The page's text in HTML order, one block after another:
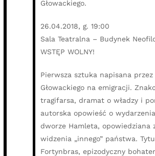
Głowackiego.
26.04.2018, g. 19:00
Sala Teatralna – Budynek
WSTĘP WOLNY!
Pierwsza sztuka napisana przez
Głowackiego na emigracji.
tragifarsa, dramat o władzy i
autorska opowieść o
dworze Hamleta, opowiedziana
widzenia „innego” państwa.
Fortynbras, epizodyczny